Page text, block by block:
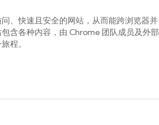
、快速且安全的网站，从而能跨浏览器并
含各种内容，由 Chrome 团队成员及外部
程。